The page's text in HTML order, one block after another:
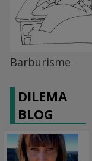
Barburisme
DILEMA
BLOG